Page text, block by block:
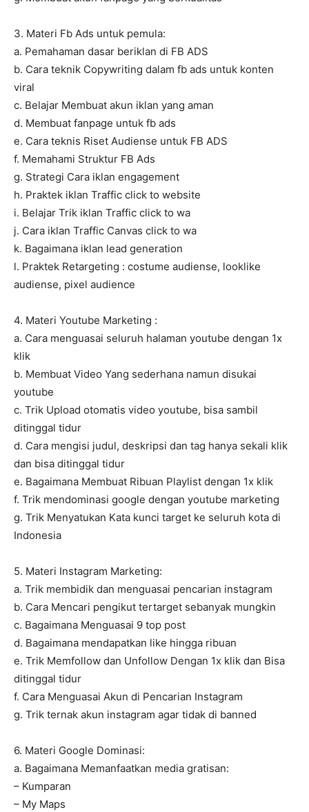
3. Materi Fb Ads untuk pemula:
a. Pemahaman dasar beriklan di FB ADS
b. Cara teknik Copywriting dalam fb ads untuk konten
viral
c. Belajar Membuat akun iklan yang aman
d. Membuat fanpage untuk fb ads
e. Cara teknis Riset Audiense untuk FB ADS
f. Memahami Struktur FB Ads
g. Strategi Cara iklan engagement
h. Praktek iklan Traffic click to website
i. Belajar Trik iklan Traffic click to wa
j. Cara iklan Traffic Canvas click to wa
k. Bagaimana iklan lead generation
l. Praktek Retargeting : costume audiense, looklike
audiense, pixel audience
4. Materi Youtube Marketing :
a. Cara menguasai seluruh halaman youtube dengan 1x
klik
b. Membuat Video Yang sederhana namun disukai
youtube
c. Trik Upload otomatis video youtube, bisa sambil
ditinggal tidur
d. Cara mengisi judul, deskripsi dan tag hanya sekali klik
dan bisa ditinggal tidur
e. Bagaimana Membuat Ribuan Playlist dengan 1x klik
f. Trik mendominasi google dengan youtube marketing
g. Trik Menyatukan Kata kunci target ke seluruh kota di
Indonesia
5. Materi Instagram Marketing:
a. Trik membidik dan menguasai pencarian instagram
b. Cara Mencari pengikut tertarget sebanyak mungkin
c. Bagaimana Menguasai 9 top post
d. Bagaimana mendapatkan like hingga ribuan
e. Trik Memfollow dan Unfollow Dengan 1x klik dan Bisa
ditinggal tidur
f. Cara Menguasai Akun di Pencarian Instagram
g. Trik ternak akun instagram agar tidak di banned
6. Materi Google Dominasi:
a. Bagaimana Memanfaatkan media gratisan:
– Kumparan
– My Maps